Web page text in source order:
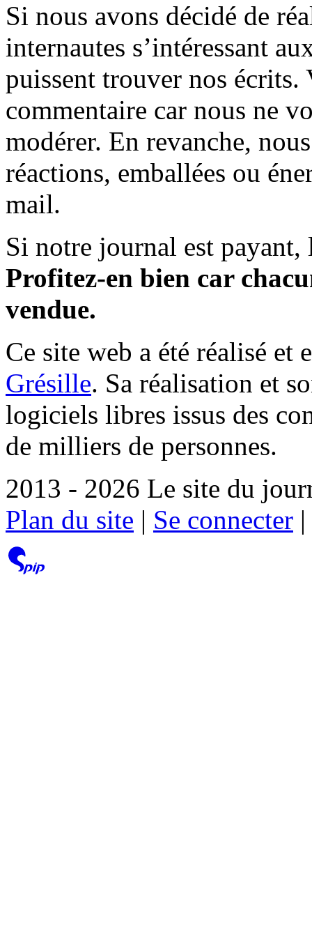
Si nous avons décidé de
internautes s’intéressant
puissent trouver nos écrits.
commentaire car nous ne
modérer. En revanche,
réactions, emballées ou
mail.
Si notre journal est payant,
Profitez-en bien car
vendue.
Ce site web a été réalisé et
Grésille. Sa réalisation et
logiciels libres issus des
de milliers de personnes.
2013 - 2026 Le site du
Plan du site | Se connecter |